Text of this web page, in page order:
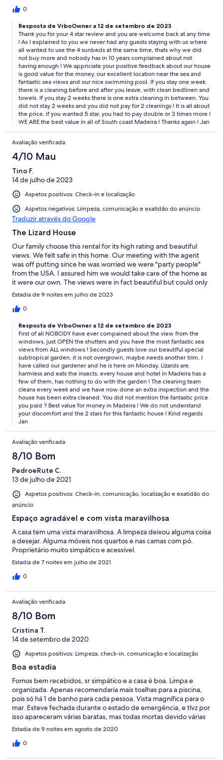
with a few basic improvements. There were only 2 sun loungers
for the table - but when you have all been walking the levadas
together you all get in together and want to collapse on the
lovely south facing terrace at the same time. The other
disappointment was in the 11 days we had rented the pool
wasn’t cleaned at all and neither were the towels or bed linen
changed - which we had thought would be changed after a
week. We did purchase washing capsules and wash towels etc
but if that was the expectation it would have been nice if a
couple of tablets had been left. However that said overall the
property was excellent value for the location view and space
and milk bread eggs had been left by the owner on arrival .
0
Resposta de VrboOwner a 12 de setembro de 2023
Thank you for your 4 star review and you are welcome back at any time
! As I explained to you we never had any guests staying with us where
all wanted to use the 4 sunbeds at the same time, thats why we did
not buy more and nobody has in 10 years complained about not
having enough ! We appriciate your positive feedback about our house
is good value for the money, our excellent location near the sea and
fantastic sea views and our nice swimming pool. If you stay one week
there is a cleaning before and after you leave, with clean bedlinen and
towels. If you stay 2 weeks there is one extra cleaning in between. You
did not stay 2 weeks and you did not pay for 2 cleanings ! It is all about
the price, if you wanted 5 star, you had to pay double or 3 times more !
WE ARE the best value in all of South coast Madeira ! Thanks again ! Jan
Avaliação verificada
4/10 Mau
Tino F.
14 de julho de 2023
Aspetos positivos: Check-in e localização
Aspetos negativos: Limpeza, comunicação e exatidão do anúncio
Traduzir através do Google
The Lizard House
Our family choose this rental for its high rating and beautiful
views. We felt safe in this home. Our meeting with the agent
was off putting since he was worried we were "party people"
from the USA. I assured him we would take care of the home as
it were our own. The views were in fact beautiful but could only
be seen on the outside if standing or on the second floor. You
could not keep the windows open for fresh air without the
shutters, therefore, there wasn't much of a view. The home did
The garden was overgrown providing a breading ground for
lizards. We couldn't keep doors/ windows open on the ground
floor because lizards would swarm the home. We have family in
Maderia, who have advised that if the property was properly
manicured there wouldn't have been a problem with the lizards
entering the home. AC is a must you could not leave doors and
windows open. Upon entering the home at first glance the
home seemed nice. We soon realized how unclean and
neglected the home was and we immediately reached out to
have the home properly cleaned. We have pictures to show that
the home was not properly cleaned 4 days prior to our stay as
the agent had assured us. We paid out of pocket for this
unannounced to drop off a working vacuum. The beds were
awful, not enough pillows. Linens were not clean. Would never
recommend staying here.
Estadia de 9 noites em julho de 2023
0
Resposta de VrboOwner a 12 de setembro de 2023
First of all NOBODY have ever compained about the view from the
windows, just OPEN the shutters and you have the most fantastic sea
views from ALL windows ! Secondly guests love our beautiful special
subtropical garden, it is not overgrown, maybe needs another trim, I
have called our gardener and he is here on Monday. Lizards are
harmless and eats the insects, every house and hotel in Madeira has a
few of them, has nothing to do with the garden ! The cleaning team
cleans every week and we have now done an extra inspection and the
house has been extra cleaned. You did not mention the fantastic price
you paid ? Best value for money in Madeira ! We do not understand
your discomfort and the 2 stars for this fantastic house ! Kind regards
Jan
Avaliação verificada
8/10 Bom
PedroeRute C.
13 de julho de 2021
Aspetos positivos: Check-in, comunicação, localização e exatidão do
anúncio
Espaço agradável e com vista maravilhosa
A casa tem uma vista maravilhosa. A limpeza deixou alguma coisa
a desejar. Alguma móveis nos quartos e nas camas com pó.
Proprietário muito simpático e acessível.
Estadia de 7 noites em julho de 2021
0
Avaliação verificada
8/10 Bom
Cristina T.
14 de setembro de 2020
Aspetos positivos: Limpeza, check-in, comunicação e localização
Boa estadia
Fomos bem recebidos, sr simpático e a casa é boa. Limpa e
organizada. Apenas recomendaria mais toalhas para a piscina,
pois só há 1 de banho para cada pessoa. Vista magnífica para o
mar. Esteve fechada durante o estado de emergência, e tlvz por
isso apareceram várias baratas, mas todas mortas devido várias
armadilhas colocadas pela casa. De referir q a qualidade da água
da piscina estava com demasiados químicos e com cheiro
intenso, ardiam nos olhos e estragam o cabelo (tenho uma
Estadia de 9 noites em agosto de 2020
0